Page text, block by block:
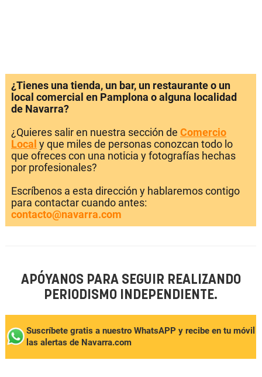
¿Tienes una tienda, un bar, un restaurante o un
local comercial en Pamplona o alguna localidad
de Navarra?
¿Quieres salir en nuestra sección de Comercio
Local y que miles de personas conozcan todo lo
que ofreces con una noticia y fotografías hechas
por profesionales?
Escríbenos a esta dirección y hablaremos contigo
para contactar cuando antes:
contacto@navarra.com
APÓYANOS PARA SEGUIR REALIZANDO
PERIODISMO INDEPENDIENTE.
Suscríbete gratis a nuestro WhatsAPP y recibe en tu móvil
las alertas de Navarra.com